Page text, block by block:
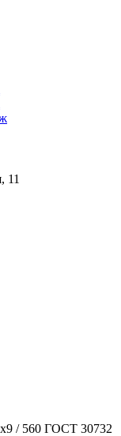
11
/ 560 ГОСТ 30732